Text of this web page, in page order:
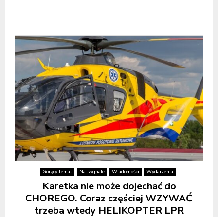
Gorący temat Na sygnale Wiadomości Wydarzenia
Karetka nie może dojechać do
CHOREGO. Coraz częściej WZYWAĆ
trzeba wtedy HELIKOPTER LPR